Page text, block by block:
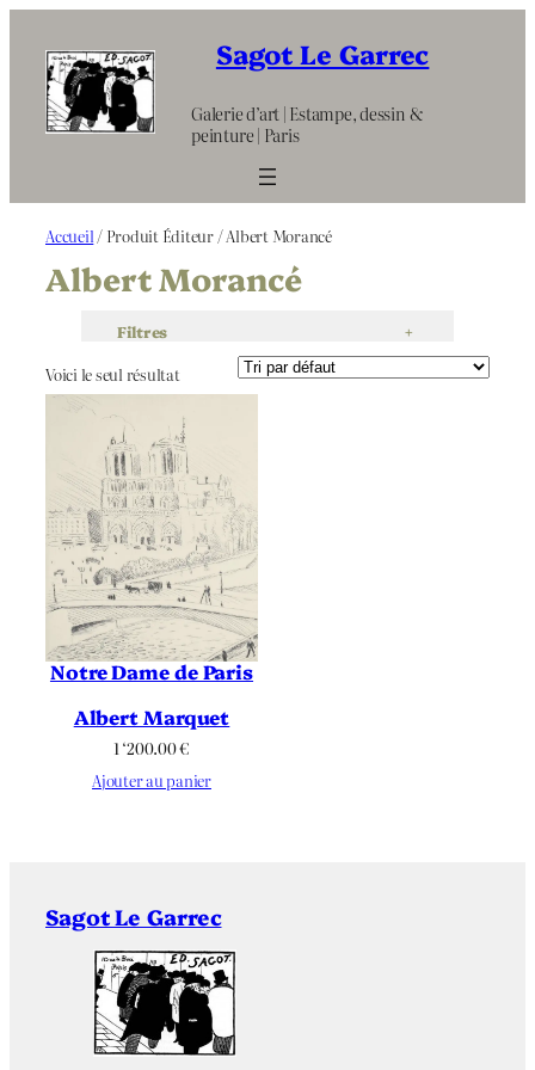
contenu
Sagot Le Garrec
Galerie d’art | Estampe, dessin &
peinture | Paris
Accueil / Produit Éditeur / Albert Morancé
Albert Morancé
Filtres +
Voici le seul résultat
Notre Dame de Paris
Albert Marquet
1 ‘200.00€
Ajouter au panier
Sagot Le Garrec